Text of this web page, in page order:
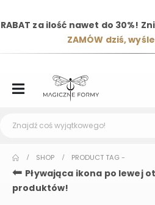
RABAT za ilość nawet do 30%!
ZAMÓW dziś,
SHOP PRODUCT TAG -
⬅ Pływająca ikona po lewej
produktów!